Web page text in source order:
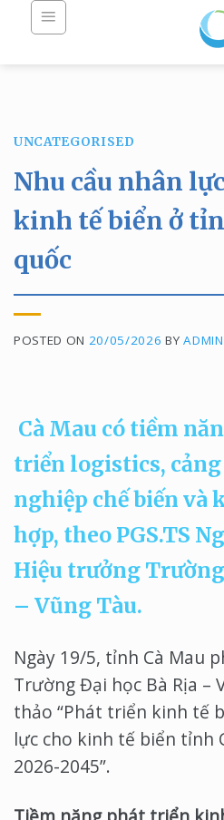
UNCATEGORISED
Nhu cầu nhân
kinh tế biển ở
quốc
POSTED ON 20/05/2026 BYADMIN
Cà Mau có tiềm
triển logistics, cảng
nghiệp chế biến và
hợp, theo PGS.TS
Hiệu trưởng
– Vũng Tàu.
Ngày 19/5, tỉnh Cà Mau
Trường Đại học Bà Rịa –
thảo “Phát triển kinh tế
lực cho kinh tế biển tỉnh
2026-2045”.